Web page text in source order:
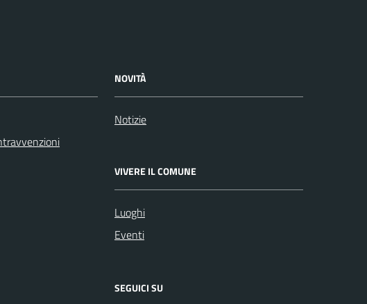
NOVITÀ
Notizie
VIVERE IL COMUNE
Luoghi
Eventi
SEGUICI SU